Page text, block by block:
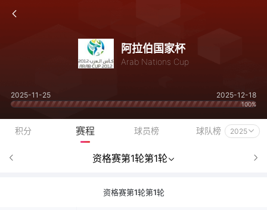
阿拉伯国家杯
Arab Nations Cup
2025-11-25 2025-12-18
100%
积分 赛程 球员榜 球队榜 2025
资格赛第1轮第1轮
资格赛第1轮第1轮